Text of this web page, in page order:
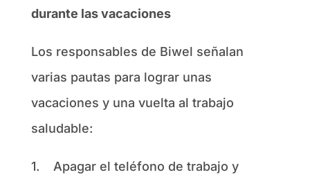
durante las vacaciones
Los responsables de Biwel señalan
varias pautas para lograr unas
vacaciones y una vuelta al trabajo
saludable:
1. Apagar el teléfono de trabajo y